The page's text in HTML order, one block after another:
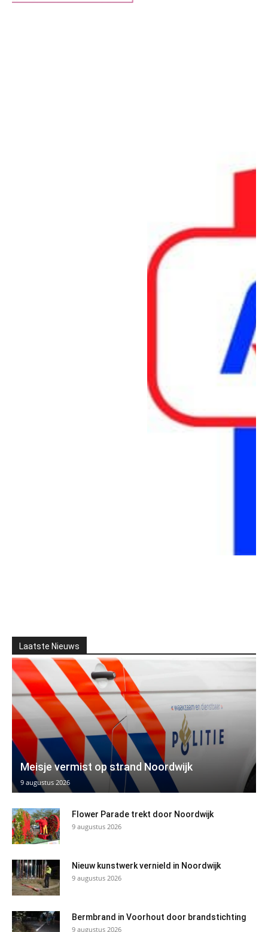
Laatste Nieuws
Meisje vermist op strand Noordwijk
9 augustus 2026
Flower Parade trekt door Noordwijk
9 augustus 2026
Nieuw kunstwerk vernield in Noordwijk
9 augustus 2026
Bermbrand in Voorhout door brandstichting
9 augustus 2026